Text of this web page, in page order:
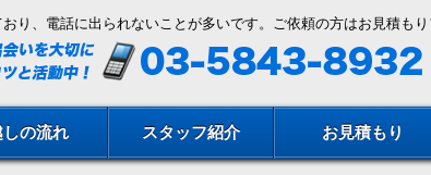
しの流れ スタッフ紹介 お見積もり
り、電話に出られないことが多いです。ご依頼の方はお見積も